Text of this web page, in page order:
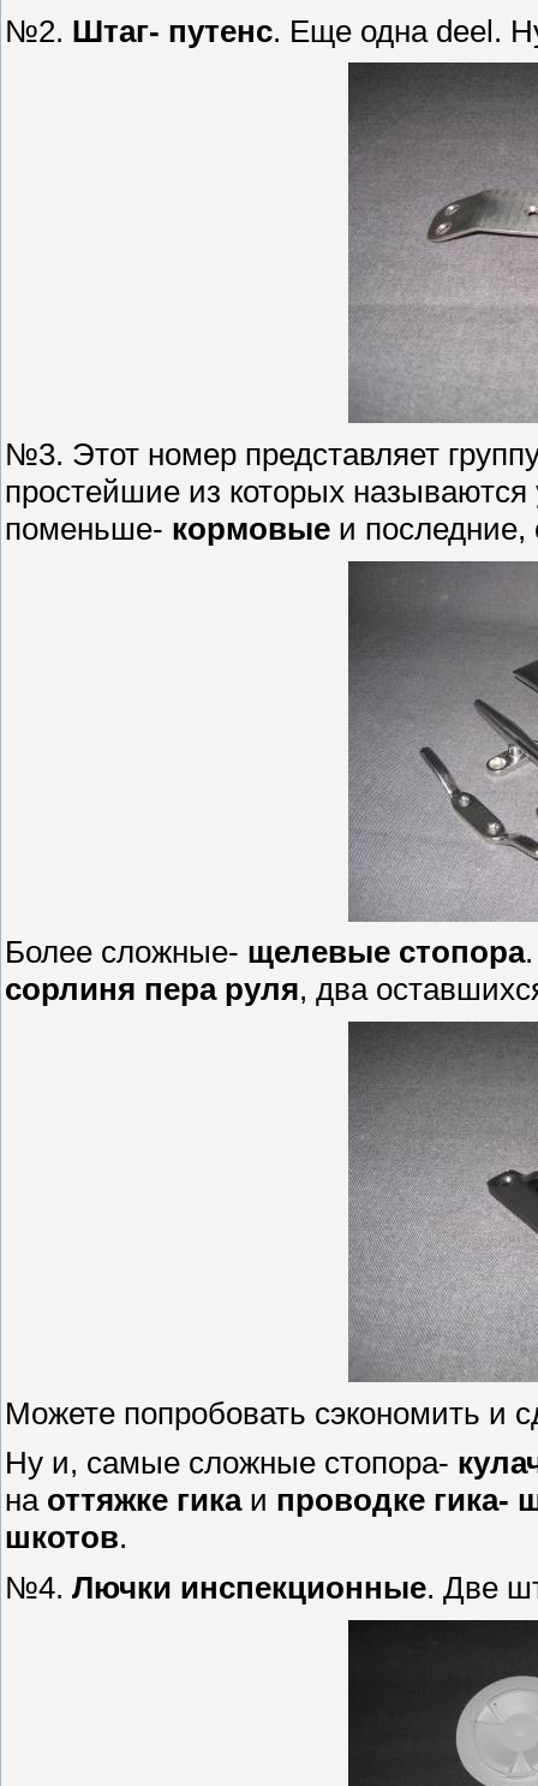
№2. Штаг- путенс. Еще одна deel.
№3. Этот номер представляет
простейшие из которых называются
поменьше- кормовые и
Более сложные- щелевые стопора
сорлиня пера руля, два
Можете попробовать сэкономить и
Ну и, самые сложные стопора-
на оттяжке гикаи проводке гика-
шкотов.
№4. Лючки инспекционные. Две